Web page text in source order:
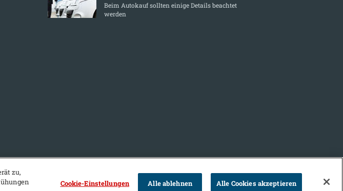
Beim Autokauf sollten einige Details beachtet
werden
L O P Q R S T V W X Y
zu,
Cookie-Einstellungen Alle ablehnen Alle Cookies akzeptieren